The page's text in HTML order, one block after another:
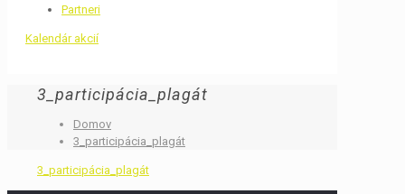
Partneri
Kalendár akcií
3_participácia_plagát
Domov
3_participácia_plagát
3_participácia_plagát